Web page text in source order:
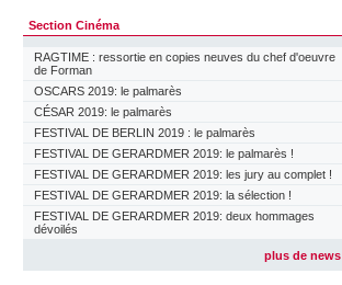
Section Cinéma
RAGTIME : ressortie en copies neuves du chef d'oeuvre
de Forman
OSCARS 2019: le palmarès
CÉSAR 2019: le palmarès
FESTIVAL DE BERLIN 2019 : le palmarès
FESTIVAL DE GERARDMER 2019: le palmarès !
FESTIVAL DE GERARDMER 2019: les jury au complet !
FESTIVAL DE GERARDMER 2019: la sélection !
FESTIVAL DE GERARDMER 2019: deux hommages
dévoilés
plus de news